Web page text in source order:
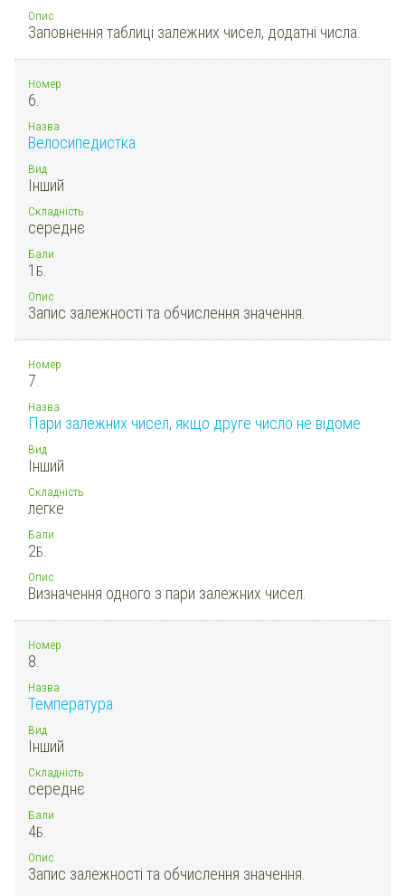
Опис
Заповнення таблиці залежних чисел, додатні числа.
Номер
6.
Назва
Велосипедистка
Вид
Інший
Складність
середнє
Бали
1 Б.
Опис
Запис залежності та обчислення значення.
Номер
7.
Назва
Пари залежних чисел, якщо друге число не відоме
Вид
Інший
Складність
легке
Бали
2Б.
Опис
Визначення одного з пари залежних чисел.
Номер
8.
Назва
Температура
Вид
Інший
Складність
середнє
Бали
4Б.
Опис
Запис залежності та обчислення значення.